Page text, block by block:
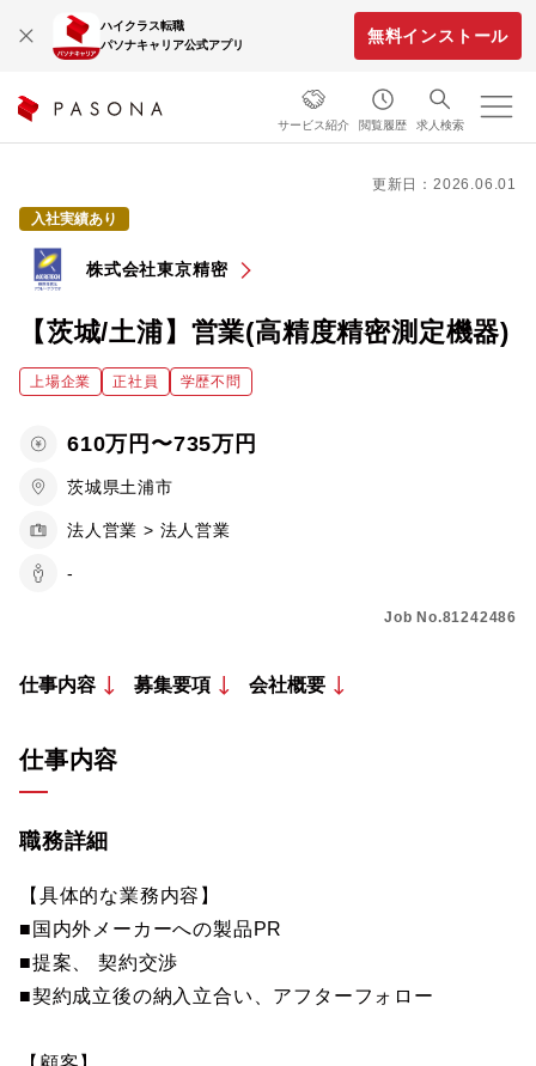
ハイクラス転職
パソナキャリア公式アプリ
無料インストール
サービス紹介 閲覧履歴 求人検索
更新日：2026.06.01
入社実績あり
株式会社東京精密
【茨城/土浦】営業(高精度精密測定機器)
上場企業 正社員 学歴不問
610万円〜735万円
茨城県土浦市
法人営業 > 法人営業
-
Job No.81242486
仕事内容 募集要項 会社概要
仕事内容
職務詳細
【具体的な業務内容】
■国内外メーカーへの製品PR
■提案、 契約交渉
■契約成立後の納入立合い、アフターフォロー